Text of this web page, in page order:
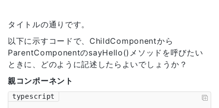
タイトルの通りです。
以下に示すコードで、ChildComponentから
ParentComponentのsayHello()メソッドを呼びたい
ときに、どのように記述したらよいでしょうか？
親コンポーネント
typescript